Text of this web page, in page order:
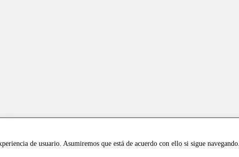
de usuario. Asumiremos que está de acuerdo con ello si sigue navegando.